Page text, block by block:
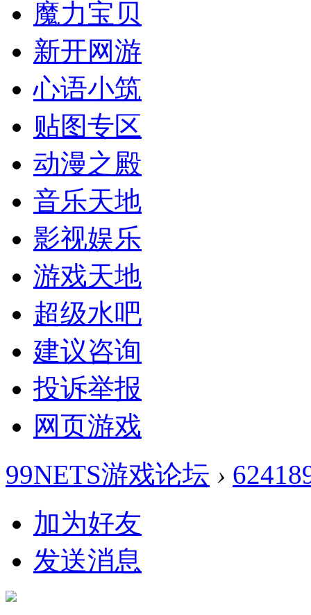
魔力宝贝
新开网游
心语小筑
贴图专区
动漫之殿
音乐天地
影视娱乐
游戏天地
超级水吧
建议咨询
投诉举报
网页游戏
99NETS游戏论坛 ›
加为好友
发送消息